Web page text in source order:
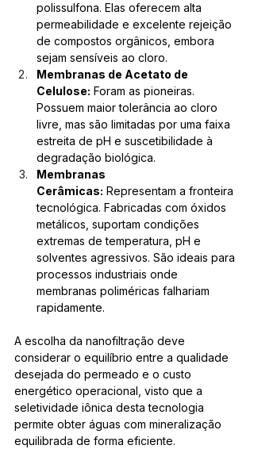
polissulfona. Elas oferecem alta
permeabilidade e excelente rejeição
de compostos orgânicos, embora
sejam sensíveis ao cloro.
Membranas de Acetato de
Celulose: Foram as pioneiras.
Possuem maior tolerância ao cloro
livre, mas são limitadas por uma faixa
estreita de pH e suscetibilidade à
degradação biológica.
Membranas
Cerâmicas: Representam a fronteira
tecnológica. Fabricadas com óxidos
metálicos, suportam condições
extremas de temperatura, pH e
solventes agressivos. São ideais para
processos industriais onde
membranas poliméricas falhariam
rapidamente.
A escolha da nanofiltração deve
considerar o equilíbrio entre a qualidade
desejada do permeado e o custo
energético operacional, visto que a
seletividade iônica desta tecnologia
permite obter águas com mineralização
equilibrada de forma eficiente.